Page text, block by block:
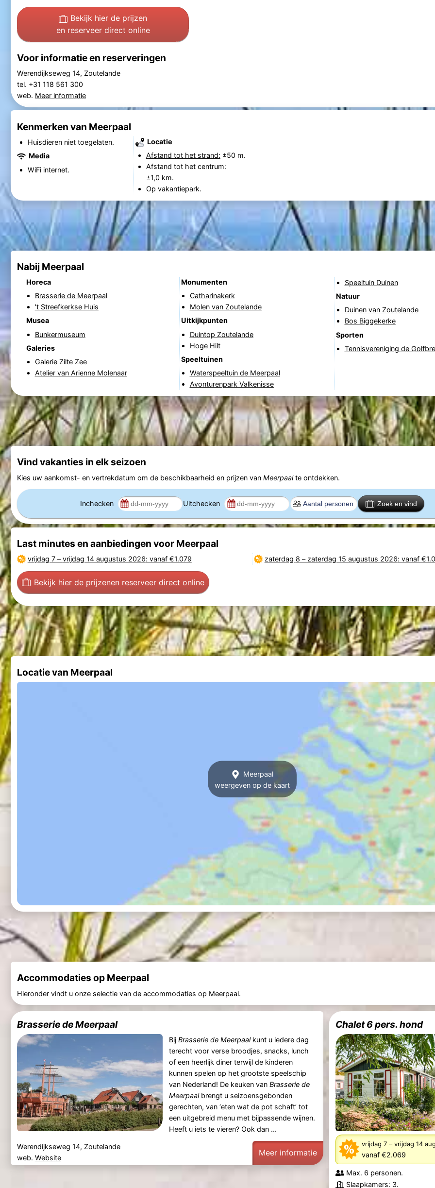
Bekijk hier de prijzen
en reserveer direct online
Voor informatie en reserveringen
Werendijkseweg 14, Zoutelande
tel. +31 118 561 300
web. Meer informatie
Kenmerken van Meerpaal
Huisdieren niet toegelaten.
Media
WiFi internet.
Locatie
Afstand tot het strand: ±50 m.
Afstand tot het centrum:
±1,0 km.
Op vakantiepark.
Nabij Meerpaal
Horeca
Brasserie de Meerpaal
't Streefkerkse Huis
Musea
Bunkermuseum
Galeries
Galerie Zilte Zee
Atelier van Arienne Molenaar
Monumenten
Catharinakerk
Molen van Zoutelande
Uitkijkpunten
Duintop Zoutelande
Hoge Hilt
Speeltuinen
Waterspeeltuin de Meerpaal
Avonturenpark Valkenisse
Speeltuin Duinen
Natuur
Duinen van Zoutelande
Bos Biggekerke
Sporten
Tennisvereniging de
Vind vakanties in elk seizoen
Kies uw aankomst- en vertrekdatum om de beschikbaarheid en prijzen van Meerpaalte ontdekken.
Inchecken Uitchecken Zoek en vind
Last minutes en aanbiedingen voor Meerpaal
vrijdag 7–vrijdag 14 augustus 2026: vanaf €1.079 zaterdag 8 –zaterdag 15 augustus 2026: vanaf
Bekijk hier de prijzenen reserveer direct online
Locatie van Meerpaal
Meerpaal
weergeven op de kaart
Accommodaties op Meerpaal
Hieronder vindt u onze selectie van de accommodaties op Meerpaal.
Brasserie de Meerpaal
Bij Brasserie de Meerpaalkunt u iedere dag
terecht voor verse broodjes, snacks, lunch
of een heerlijk diner terwijl de kinderen
kunnen spelen op het grootste speelschip
van Nederland! De keuken van Brasserie de
Meerpaalbrengt u seizoensgebonden
gerechten, van ‘eten wat de pot schaft’ tot
een uitgebreid menu met bijpassende wijnen.
Heeft u iets te vieren? Ook dan ...
Werendijkseweg 14, Zoutelande
web. Website Meer informatie
Chalet 6 pers. hond
vrijdag 7–vrijdag 14
vanaf €2.069
Max. 6 personen.
Slaapkamers: 3.